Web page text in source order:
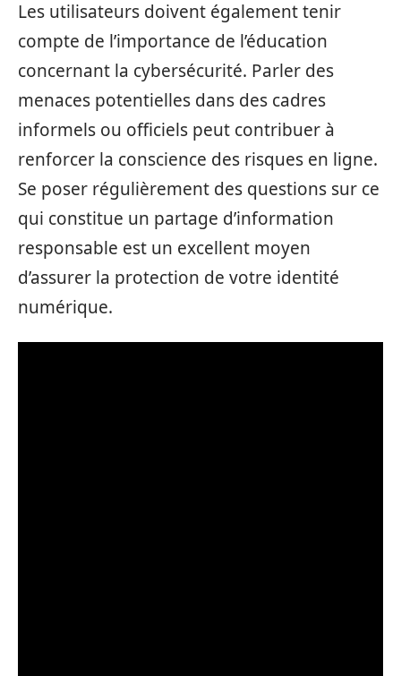
Les utilisateurs doivent également tenir
compte de l’importance de l’éducation
concernant la cybersécurité. Parler des
menaces potentielles dans des cadres
informels ou officiels peut contribuer à
renforcer la conscience des risques en ligne.
Se poser régulièrement des questions sur ce
qui constitue un partage d’information
responsable est un excellent moyen
d’assurer la protection de votre identité
numérique.